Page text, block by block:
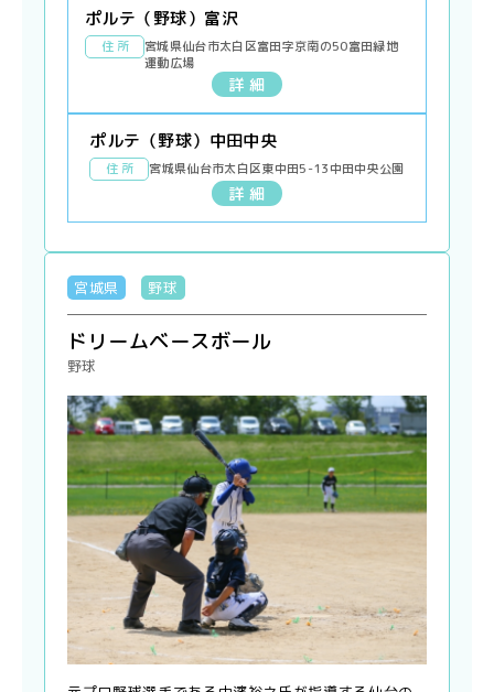
ポルテ（野球）富沢
住 所
宮城県仙台市太白区富田字京南の50富田緑地
運動広場
詳 細
ポルテ（野球）中田中央
住 所 宮城県仙台市太白区東中田5-13中田中央公園
詳 細
宮城県 野球
ドリームベースボール
野球